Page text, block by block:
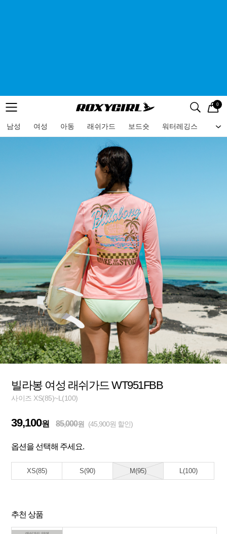
메뉴 검색
로고 0
남성 여성 아동 래쉬가드 보드숏 워터레깅스 비
메뉴
빌라봉 여성 래쉬가드 WT951FBB
사이즈 XS(85)~L(100)
39,100원 85,000원 (45,900원 할인)
옵션을 선택해 주세요.
XS(85) S(90) M(95) L(100)
추천 상품